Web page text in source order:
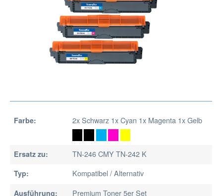
Farbe: 2x Schwarz 1x Cyan 1x Magenta 1x Gelb
Ersatz zu: TN-246 CMY TN-242 K
Typ: Kompatibel / Alternativ
Ausführung: Premium Toner 5er Set